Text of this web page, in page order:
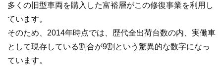
多くの旧型車両を購入した富裕層がこの修復事業を利用し
ています。
そのため、2014年時点では、歴代全出荷台数の内、実働車
として現存している割合が9割という驚異的な数字になっ
ています。